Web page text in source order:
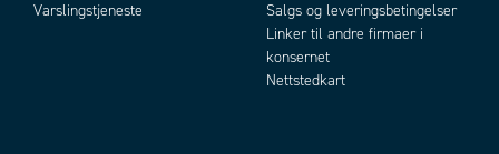
Varslingstjeneste
Salgs og leveringsbetingelser
Linker til andre firmaer i
konsernet
Nettstedkart